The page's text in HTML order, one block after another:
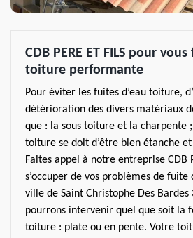
CDB PERE ET FILS pour
toiture performante
Pour éviter les fuites d’eau toiture,
détérioration des divers matériaux
que : la sous toiture et la charpente
toiture se doit d’être bien étanche
Faites appel à notre entreprise CDB
s’occuper de vos problèmes de
ville de Saint Christophe Des Bardes
pourrons intervenir quel que soit la
toiture : plate ou en pente. Votre